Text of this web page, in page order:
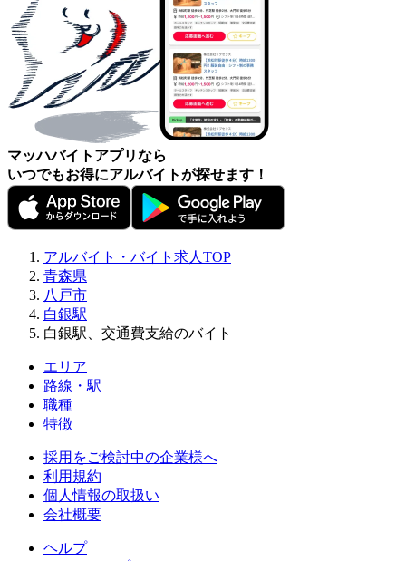
マッハバイトアプリなら
いつでもお得にアルバイトが探せます！
アルバイト・バイト求人TOP
青森県
八戸市
白銀駅
白銀駅、交通費支給のバイト
エリア
路線・駅
職種
特徴
採用をご検討中の企業様へ
利用規約
個人情報の取扱い
会社概要
ヘルプ